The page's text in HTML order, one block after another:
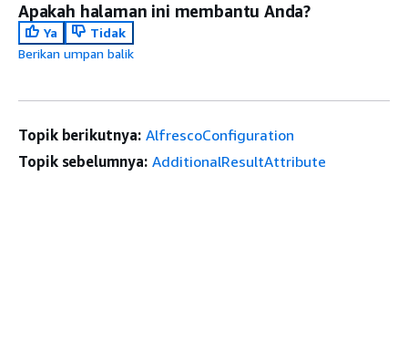
Apakah halaman ini membantu Anda?
Ya
Tidak
Berikan umpan balik
Topik berikutnya: AlfrescoConfiguration
Topik sebelumnya: AdditionalResultAttribute